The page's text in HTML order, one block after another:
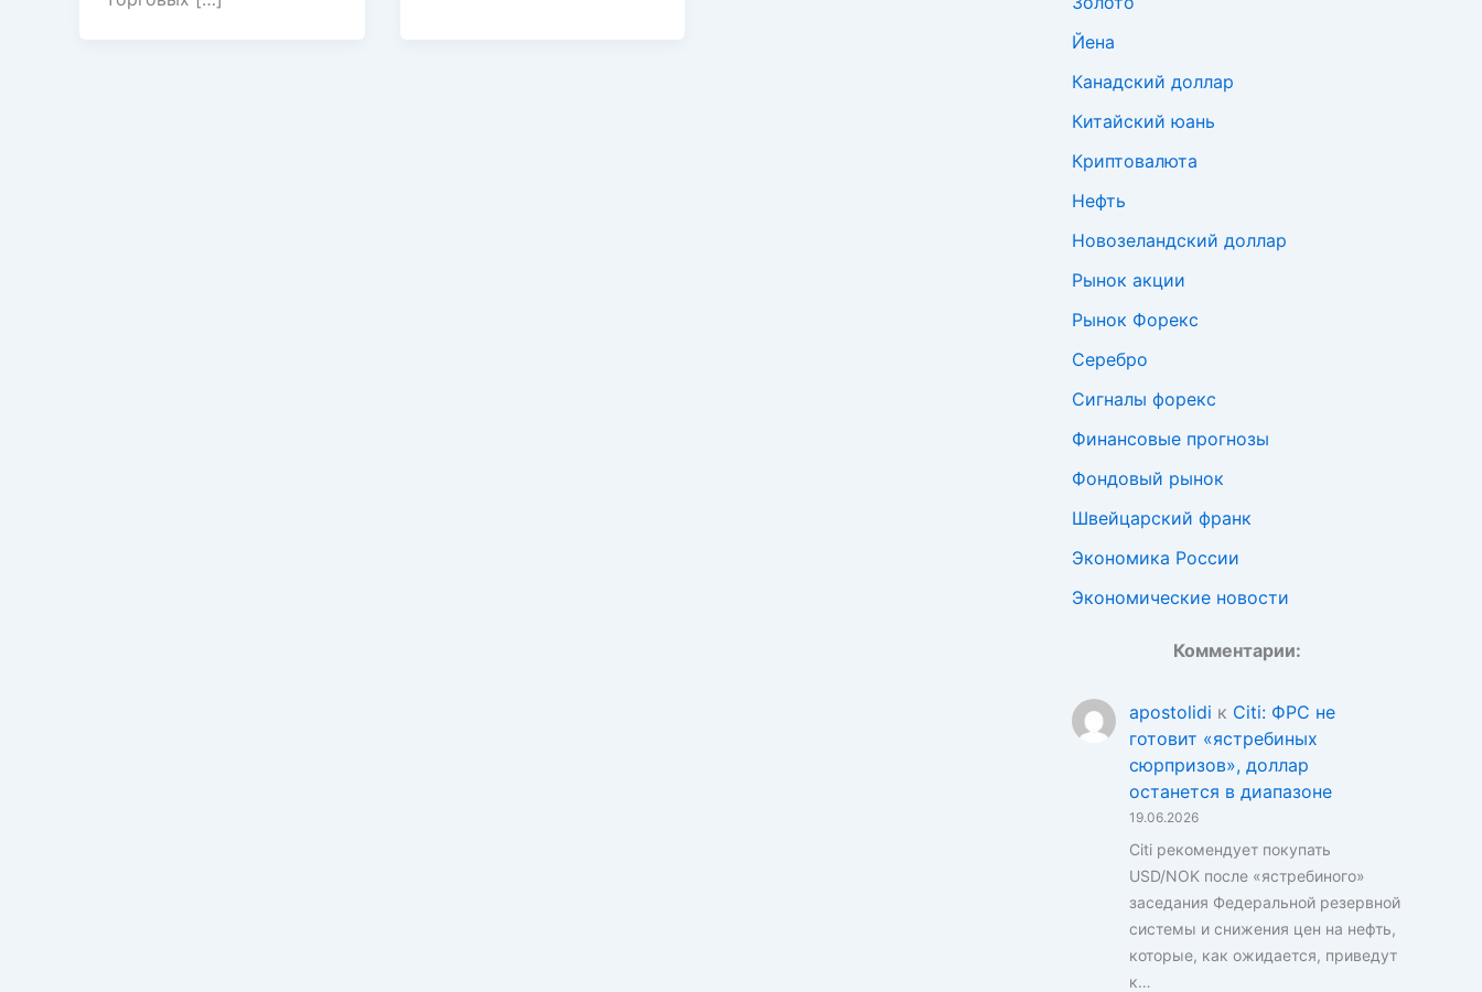
Йена
Канадский доллар
Китайский юань
Криптовалюта
Нефть
Новозеландский доллар
Рынок акции
Рынок Форекс
Серебро
Сигналы форекс
Финансовые прогнозы
Фондовый рынок
Швейцарский франк
Экономика России
Экономические новости
Комментарии:
apostolidi к Citi: ФРС не
готовит «ястребиных
сюрпризов», доллар
останется в диапазоне
19.06.2026
Citi рекомендует покупать
USD/NOK после «ястребиного»
заседания Федеральной резервной
системы и снижения цен на нефть,
которые, как ожидается, приведут
к…